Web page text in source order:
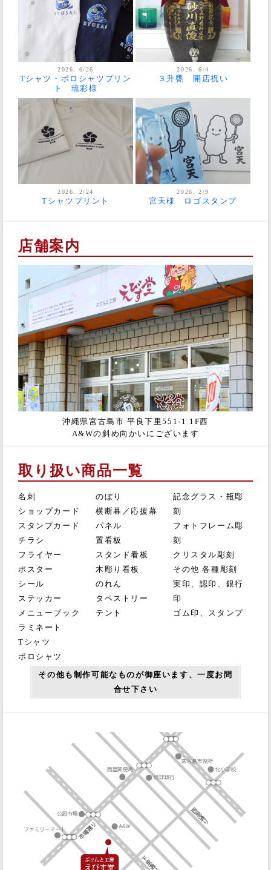
2026. 6/26
Tシャツ・ポロシャツプリン
ト 琉彩様
2026. 6/4
３升甕 開店祝い
2026. 2/24
Tシャツプリント
2026. 2/9
宮天様 ロゴスタンプ
店舗案内
沖縄県宮古島市 平良下里551-1 1F西
A&Wの斜め向かいにございます
取り扱い商品一覧
名刺
ショップカード
スタンプカード
チラシ
フライヤー
ポスター
シール
ステッカー
メニューブック
ラミネート
Tシャツ
ポロシャツ
のぼり
横断幕／応援幕
パネル
置看板
スタンド看板
木彫り看板
のれん
タペストリー
テント
記念グラス・瓶彫
刻
フォトフレーム彫
刻
クリスタル彫刻
その他 各種彫刻
実印、認印、銀行
印
ゴム印、スタンプ
その他も制作可能なものが御座います、一度お問
合せ下さい